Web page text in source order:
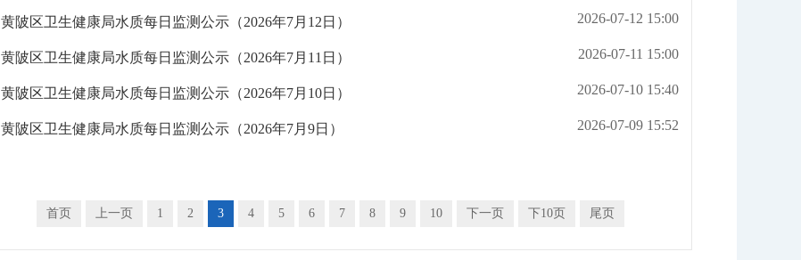
黄陂区卫生健康局水质每日监测公示（2026年7月12日） 2026-07-12 15:00
黄陂区卫生健康局水质每日监测公示（2026年7月11日） 2026-07-11 15:00
黄陂区卫生健康局水质每日监测公示（2026年7月10日） 2026-07-10 15:40
黄陂区卫生健康局水质每日监测公示（2026年7月9日） 2026-07-09 15:52
首页 上一页 1 2 3 4 5 6 7 8 9 10 下一页 下10页 尾页